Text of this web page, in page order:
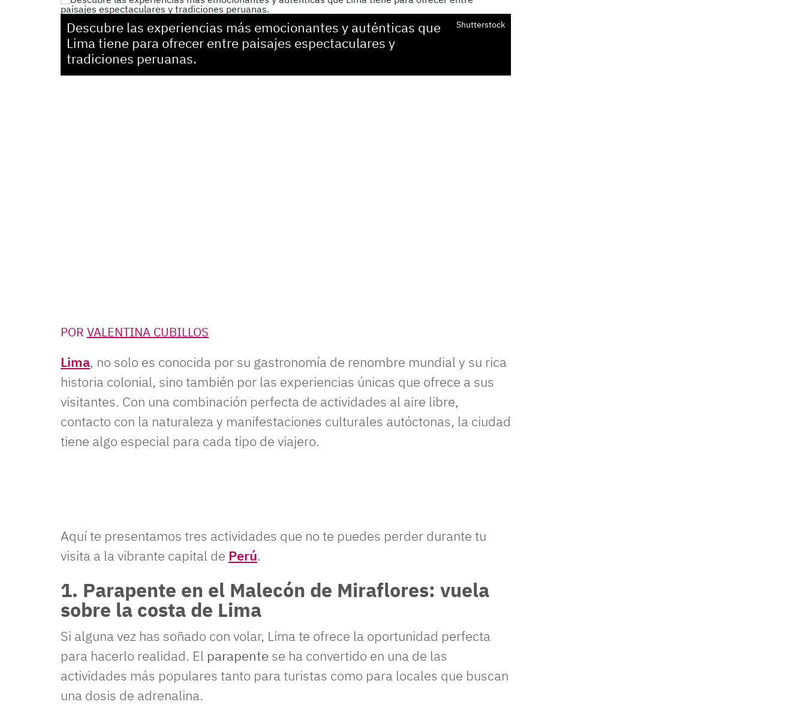
Descubre las experiencias más emocionantes y auténticas que
Lima tiene para ofrecer entre paisajes espectaculares y
tradiciones peruanas.
Shutterstock
POR VALENTINA CUBILLOS
Lima, no solo es conocida por su gastronomía de renombre mundial y su rica
historia colonial, sino también por las experiencias únicas que ofrece a sus
visitantes. Con una combinación perfecta de actividades al aire libre,
contacto con la naturaleza y manifestaciones culturales autóctonas, la ciudad
tiene algo especial para cada tipo de viajero.
Aquí te presentamos tres actividades que no te puedes perder durante tu
visita a la vibrante capital de Perú.
1. Parapente en el Malecón de Miraflores: vuela
sobre la costa de Lima
Si alguna vez has soñado con volar, Lima te ofrece la oportunidad perfecta
para hacerlo realidad. El parapente se ha convertido en una de las
actividades más populares tanto para turistas como para locales que buscan
una dosis de adrenalina.